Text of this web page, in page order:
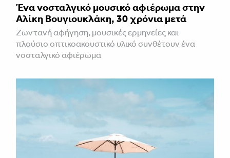
Ένα νοσταλγικό μουσικό αφιέρωμα στην
Αλίκη Βουγιουκλάκη, 30 χρόνια μετά
Ζωντανή αφήγηση, μουσικές ερμηνείες και
πλούσιο οπτικοακουστικό υλικό συνθέτουν ένα
νοσταλγικό αφιέρωμα